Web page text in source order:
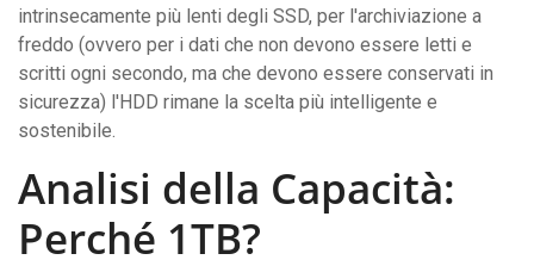
intrinsecamente più lenti degli SSD, per l'archiviazione a
freddo (ovvero per i dati che non devono essere letti e
scritti ogni secondo, ma che devono essere conservati in
sicurezza) l'HDD rimane la scelta più intelligente e
sostenibile.
Analisi della Capacità:
Perché 1TB?